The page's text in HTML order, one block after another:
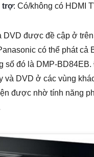
trợ: Có/không có HDMI
DVD được đề cập ở
có thể phát cả
số đó là DMP-
và DVD ở các vùng
được nhờ tính năng